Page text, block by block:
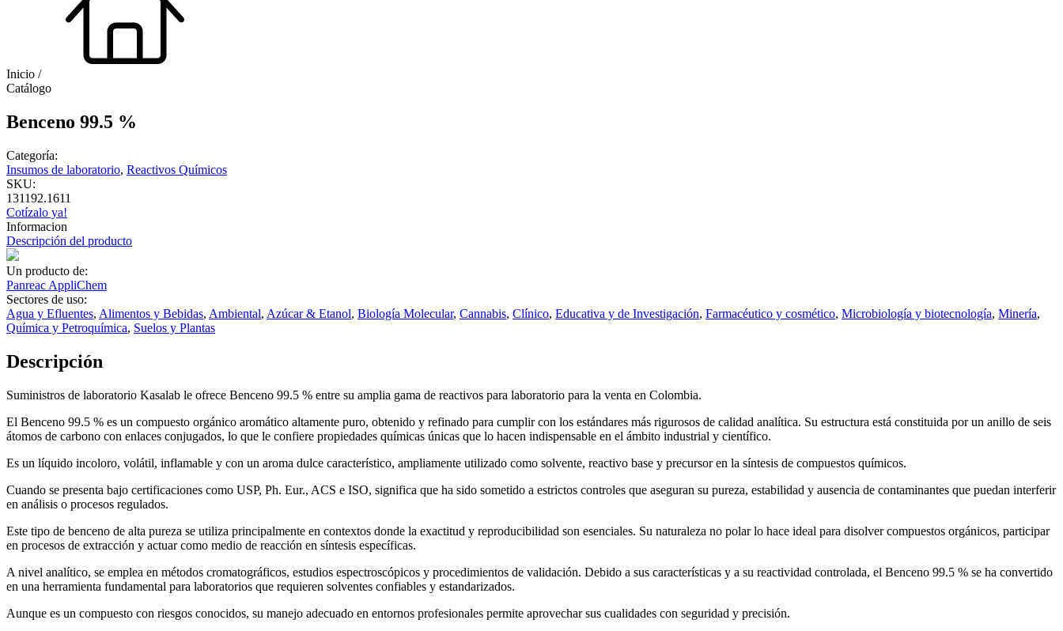
Inicio /
Catálogo
Benceno 99.5 %
Categoría:
Insumos de laboratorio, Reactivos Químicos
SKU:
131192.1611
Cotízalo ya!
Informacion
Descripción del producto
Un producto de:
Panreac AppliChem
Sectores de uso:
Agua y Efluentes, Alimentos y Bebidas, Ambiental, Azúcar & Etanol, Biología Molecular, Cannabis, Clínico, Educativa y de Investigación, Farmacéutico y cosmético, Microbiología y biotecnología, Minería,
Química y Petroquímica, Suelos y Plantas
Descripción
Suministros de laboratorio Kasalab le ofrece Benceno 99.5 % entre su amplia gama de reactivos para laboratorio para la venta en Colombia.
El Benceno 99.5 % es un compuesto orgánico aromático altamente puro, obtenido y refinado para cumplir con los estándares más rigurosos de calidad analítica. Su estructura está constituida por un anillo de seis
átomos de carbono con enlaces conjugados, lo que le confiere propiedades químicas únicas que lo hacen indispensable en el ámbito industrial y científico.
Es un líquido incoloro, volátil, inflamable y con un aroma dulce característico, ampliamente utilizado como solvente, reactivo base y precursor en la síntesis de compuestos químicos.
Cuando se presenta bajo certificaciones como USP, Ph. Eur., ACS e ISO, significa que ha sido sometido a estrictos controles que aseguran su pureza, estabilidad y ausencia de contaminantes que puedan interferir
en análisis o procesos regulados.
Este tipo de benceno de alta pureza se utiliza principalmente en contextos donde la exactitud y reproducibilidad son esenciales. Su naturaleza no polar lo hace ideal para disolver compuestos orgánicos, participar
en procesos de extracción y actuar como medio de reacción en síntesis específicas.
A nivel analítico, se emplea en métodos cromatográficos, estudios espectroscópicos y procedimientos de validación. Debido a sus características y a su reactividad controlada, el Benceno 99.5 % se ha convertido
en una herramienta fundamental para laboratorios que requieren solventes confiables y estandarizados.
Aunque es un compuesto con riesgos conocidos, su manejo adecuado en entornos profesionales permite aprovechar sus cualidades con seguridad y precisión.